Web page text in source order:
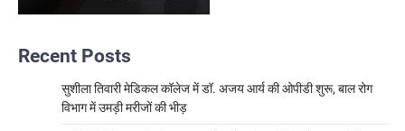
Recent Posts
सुशीला तिवारी मेडिकल कॉलेज में डॉ. अजय आर्य की ओपीडी शुरू, बाल रोग
विभाग में उमड़ी मरीजों की भीड़